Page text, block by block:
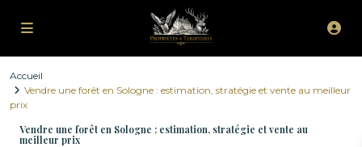
Accueil
Vendre une forêt en Sologne : estimation, stratégie et vente au meilleur
prix
Vendre une forêt en Sologne : estimation, stratégie et vente au
meilleur prix